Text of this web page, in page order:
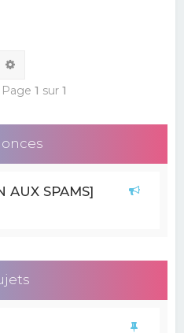
r
Page 1 sur 1
AUX SPAMS]